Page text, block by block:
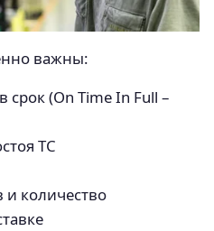
важны:
срок (On Time In Full –
ТС
и количество